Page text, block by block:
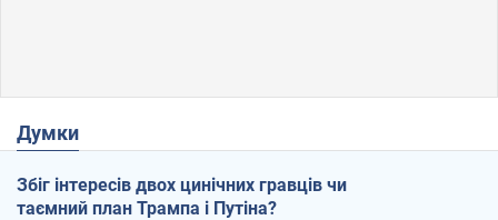
Думки
Збіг інтересів двох цинічних гравців чи
таємний план Трампа і Путіна?